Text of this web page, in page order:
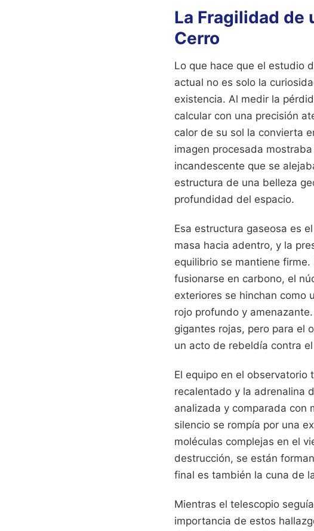
La Fragilidad de
Cerro
Lo que hace que el estudio
actual no es solo la
existencia. Al medir la
calcular con una precisión
calor de su sol la convierta
imagen procesada
incandescente que se
estructura de una belleza
profundidad del espacio.
Esa estructura gaseosa es
masa hacia adentro, y la
equilibrio se mantiene
fusionarse en carbono, el
exteriores se hinchan como
rojo profundo y
gigantes rojas, pero para el
un acto de rebeldía contra
El equipo en el
recalentado y la adrenalina
analizada y comparada con
silencio se rompía por una
moléculas complejas en el
destrucción, se están
final es también la cuna de
Mientras el telescopio
importancia de estos